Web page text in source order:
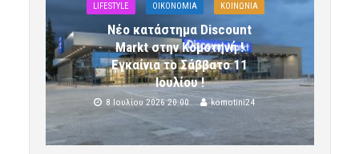
LIFESTYLE OIKONOMIA ΚΟΙΝΩΝΙΑ
Νέο κατάστημα Discount
Markt στην Κομοτηνή !
Εγκαίνια το Σάββατο 11
Ιουλίου !
8 Ιουλίου 2026 20:00 komotini24